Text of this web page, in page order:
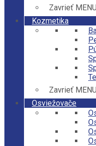
Zavrieť MENU
Kozmetika
Zavrieť MENU
Osviežovače